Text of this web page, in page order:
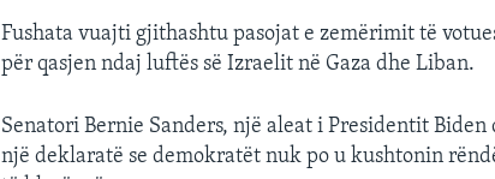
Fushata vuajti gjithashtu pasojat e zemërimit të
për qasjen ndaj luftës së Izraelit në Gaza dhe Liban.
Senatori Bernie Sanders, një aleat i Presidentit
një deklaratë se demokratët nuk po u kushtonin